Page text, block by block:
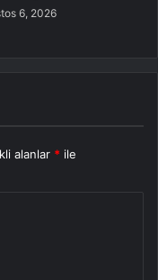
6, 2026
alanlar * ile